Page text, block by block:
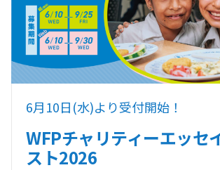
6月10日(水)より受付開始！
WFPチャリティーエッセ
スト2026